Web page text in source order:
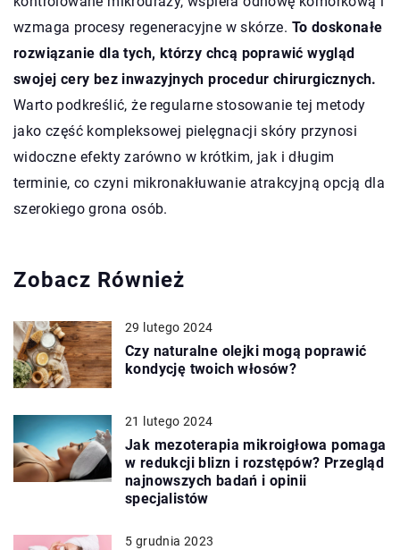
wzmaga procesy regeneracyjne w skórze. To doskonałe
rozwiązanie dla tych, którzy chcą poprawić wygląd
swojej cery bez inwazyjnych procedur chirurgicznych.
Warto podkreślić, że regularne stosowanie tej metody
jako część kompleksowej pielęgnacji skóry przynosi
widoczne efekty zarówno w krótkim, jak i długim
terminie, co czyni mikronakłuwanie atrakcyjną opcją dla
szerokiego grona osób.
Zobacz Również
29 lutego 2024
Czy naturalne olejki mogą poprawić
kondycję twoich włosów?
21 lutego 2024
Jak mezoterapia mikroigłowa pomaga
w redukcji blizn i rozstępów? Przegląd
najnowszych badań i opinii
specjalistów
5 grudnia 2023